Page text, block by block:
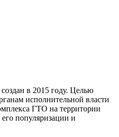
в 2015 году. Целью
исполнительной власти
ГТО на территории
популяризации и